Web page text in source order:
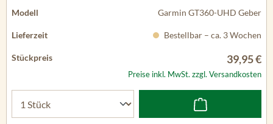
Garmin GT360-UHD Geber
Bestellbar – ca. 3 Wochen
39,95 €
Preise inkl. MwSt. zzgl. Versandkosten